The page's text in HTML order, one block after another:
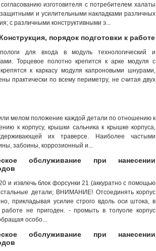
изготовителя с потребителем халаты
и усилительными накладками различных
с различными конструктивными э...
порядок подготовки к работе
для входа в модуль технологический и
ами. Торцевое полотно крепится к арке модуля с
к каркасу модуля капроновыми шнурами,
практически по всему периметру, не считая двух
мелом положение каждой детали по отношению к
к корпусу, крышки сальника к крышке корпуса,
их траверсе. Наиболее частыми
забоины, коррозионный и...
обслуживание при нанесении
и извлечь блок форсунки 21 (аккуратно с помощью
детали; ВНИМАНИЕ! Отсоединять корпус
прикладывая усилие строго вдоль оси штока, в
не пригоден. - промыть в толуоле корпус
особо...
обслуживание при нанесении